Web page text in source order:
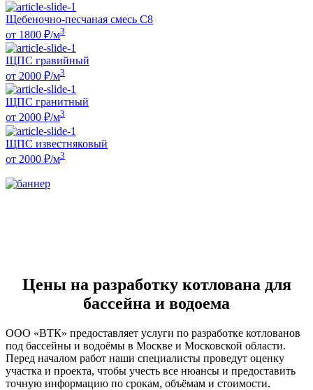
Щебеночно-песчаная смесь С8
от 1800 ₽/м3
ЩПС гравийный
от 2000 ₽/м3
ЩПС гранитный
от 2000 ₽/м3
ЩПС известняковый
от 2000 ₽/м3
Цены на разработку котлована для
бассейна и водоема
ООО «ВТК» предоставляет услуги по разработке котлованов
под бассейны и водоёмы в Москве и Московской области.
Перед началом работ наши специалисты проведут оценку
участка и проекта, чтобы учесть все нюансы и предоставить
точную информацию по срокам, объёмам и стоимости.